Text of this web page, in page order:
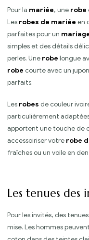
Pour la mariée, une robe
Les robes de mariée en
parfaites pour un
simples et des détails
perles. Une robe longue
robe courte avec un
parfaits.
Les robes de couleur
particulièrement
apportent une touche de
accessoiriser votre robe
fraîches ou un voile en
Les tenues des
Pour les invités, des
mise. Les hommes